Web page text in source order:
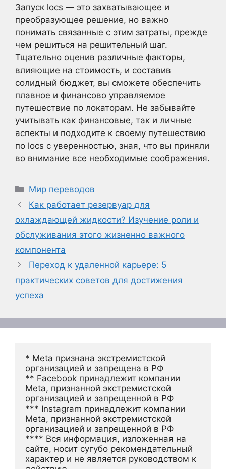
Запуск locs — это захватывающее и
преобразующее решение, но важно
понимать связанные с этим затраты, прежде
чем решиться на решительный шаг.
Тщательно оценив различные факторы,
влияющие на стоимость, и составив
солидный бюджет, вы сможете обеспечить
плавное и финансово управляемое
путешествие по локаторам. Не забывайте
учитывать как финансовые, так и личные
аспекты и подходите к своему путешествию
по locs с уверенностью, зная, что вы приняли
во внимание все необходимые соображения.
Рубрики
Мир переводов
Как работает резервуар для
охлаждающей жидкости? Изучение роли и
обслуживания этого жизненно важного
компонента
Переход к удаленной карьере: 5
практических советов для достижения
успеха
* Meta признана экстремистской
организацией и запрещена в РФ
** Facebook принадлежит компании
Meta, признанной экстремистской
организацией и запрещенной в РФ
*** Instagram принадлежит компании
Meta, признанной экстремистской
организацией и запрещенной в РФ
**** Вся информация, изложенная на
сайте, носит сугубо рекомендательный
характер и не является руководством к